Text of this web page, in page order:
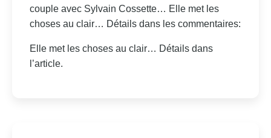
couple avec Sylvain Cossette… Elle met les
choses au clair… Détails dans les commentaires:
Elle met les choses au clair… Détails dans
l’article.